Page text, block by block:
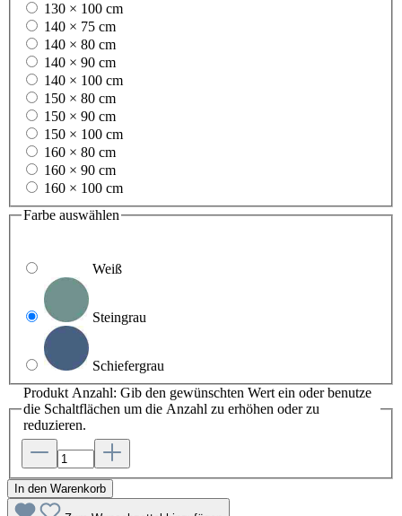
130 × 100 cm
140 × 75 cm
140 × 80 cm
140 × 90 cm
140 × 100 cm
150 × 80 cm
150 × 90 cm
150 × 100 cm
160 × 80 cm
160 × 90 cm
160 × 100 cm
Farbe auswählen
Weiß
Steingrau
Schiefergrau
Produkt Anzahl: Gib den gewünschten Wert ein oder benutze
die Schaltflächen um die Anzahl zu erhöhen oder zu
reduzieren.
In den Warenkorb